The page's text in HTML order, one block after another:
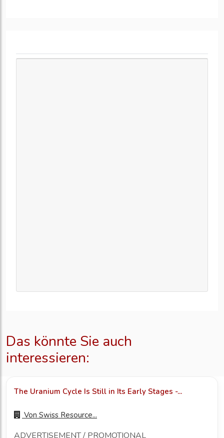
Das könnte Sie auch
interessieren:
The Uranium Cycle Is Still in Its Early Stages -...
Von Swiss Resource...
ADVERTISEMENT / PROMOTIONAL